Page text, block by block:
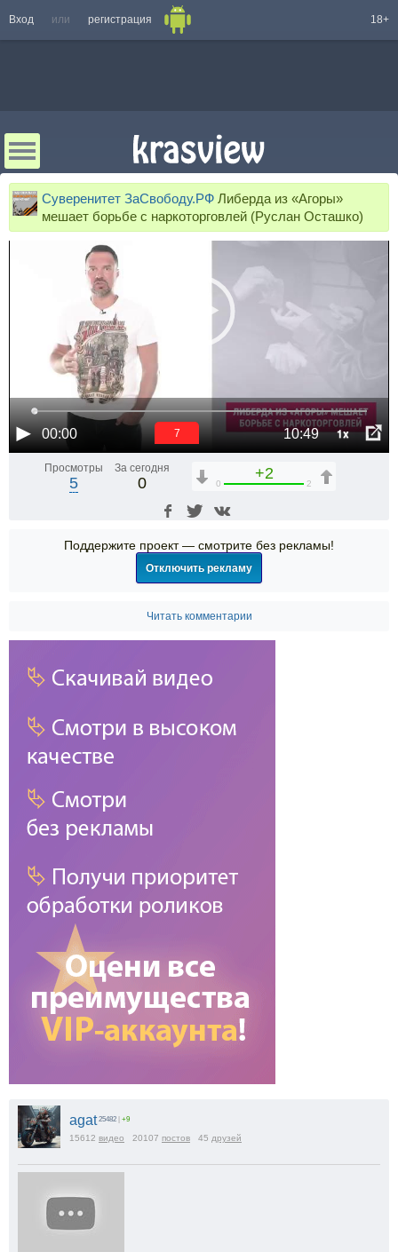
Вход или регистрация 18+
Суверенитет ЗаСвободу.РФ Либерда из «Агоры»
мешает борьбе с наркоторговлей (Руслан Осташко)
00:00 10:49 1x
7
Просмотры
5
За сегодня
0
+2
0 2
Поддержите проект — смотрите без рекламы!
Отключить рекламу
Читать комментарии
agat 25482 +9
15612 видео 20107 постов 45 друзей